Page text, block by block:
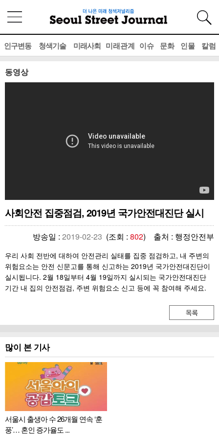
인구변동 청색기술 미래사회 미래관계 이슈 문화 인물 칼럼
동영상
사회안전 집중점검, 2019년 국가안전대진단 실시
방송일 : 2019-02-23 (조회 : 802) 출처 : 행정안전부
우리 사회 전반에 대하여 안전관리 실태를 집중 점검하고, 내 주변의
위험요소는 안전 신문고를 통해 신고하는 2019년 국가안전대진단이
실시됩니다. 2월 18일부터 4월 19일까지 실시되는 국가안전대진단
기간 내 집의 안전점검, 주변 위험요소 신고 등에 꼭 참여해 주세요.
많이 본 기사
서울시 출생아 수 26개월 연속 ‘훈
풍’… 혼인 증가율도 ...